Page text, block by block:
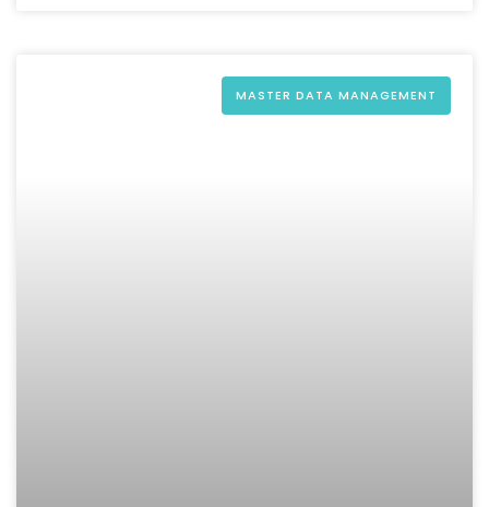
MASTER DATA MANAGEMENT